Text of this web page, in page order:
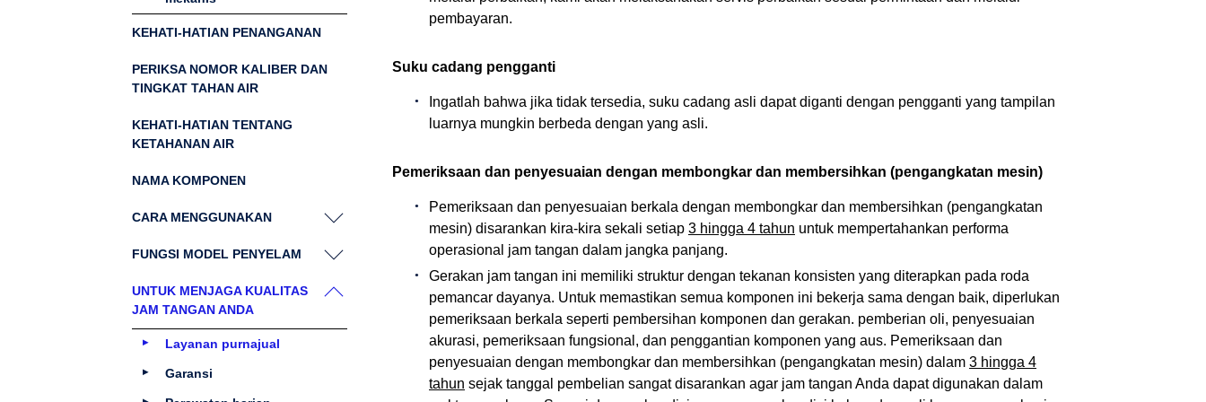
pembayaran.
Suku cadang pengganti
Ingatlah bahwa jika tidak tersedia, suku cadang asli dapat diganti dengan pengganti yang tampilan
luarnya mungkin berbeda dengan yang asli.
Pemeriksaan dan penyesuaian dengan membongkar dan membersihkan (pengangkatan mesin)
Pemeriksaan dan penyesuaian berkala dengan membongkar dan membersihkan (pengangkatan
mesin) disarankan kira-kira sekali setiap 3 hingga 4 tahun untuk mempertahankan performa
operasional jam tangan dalam jangka panjang.
Gerakan jam tangan ini memiliki struktur dengan tekanan konsisten yang diterapkan pada roda
pemancar dayanya. Untuk memastikan semua komponen ini bekerja sama dengan baik, diperlukan
pemeriksaan berkala seperti pembersihan komponen dan gerakan. pemberian oli, penyesuaian
akurasi, pemeriksaan fungsional, dan penggantian komponen yang aus. Pemeriksaan dan
penyesuaian dengan membongkar dan membersihkan (pengangkatan mesin) dalam 3 hingga 4
tahun sejak tanggal pembelian sangat disarankan agar jam tangan Anda dapat digunakan dalam
KEHATI-HATIAN PENANGANAN
PERIKSA NOMOR KALIBER DAN
TINGKAT TAHAN AIR
KEHATI-HATIAN TENTANG
KETAHANAN AIR
NAMA KOMPONEN
CARA MENGGUNAKAN
FUNGSI MODEL PENYELAM
UNTUK MENJAGA KUALITAS
JAM TANGAN ANDA
Layanan purnajual
Garansi